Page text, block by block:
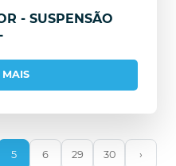
- SUSPENSÃO
5 6 29 30 ›